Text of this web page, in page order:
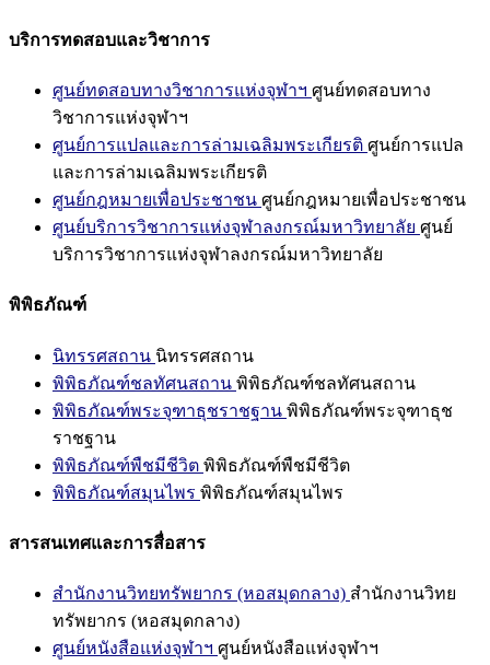
บริการทดสอบและวิชาการ
ศูนย์ทดสอบทางวิชาการแห่งจุฬาฯ ศูนย์ทดสอบทาง
วิชาการแห่งจุฬาฯ
ศูนย์การแปลและการล่ามเฉลิมพระเกียรติ ศูนย์การแปล
และการล่ามเฉลิมพระเกียรติ
ศูนย์กฎหมายเพื่อประชาชน ศูนย์กฎหมายเพื่อประชาชน
ศูนย์บริการวิชาการแห่งจุฬาลงกรณ์มหาวิทยาลัย ศูนย์
บริการวิชาการแห่งจุฬาลงกรณ์มหาวิทยาลัย
พิพิธภัณฑ์
นิทรรศสถาน นิทรรศสถาน
พิพิธภัณฑ์ชลทัศนสถาน พิพิธภัณฑ์ชลทัศนสถาน
พิพิธภัณฑ์พระจุฑาธุชราชฐาน พิพิธภัณฑ์พระจุฑาธุช
ราชฐาน
พิพิธภัณฑ์พืชมีชีวิต พิพิธภัณฑ์พืชมีชีวิต
พิพิธภัณฑ์สมุนไพร พิพิธภัณฑ์สมุนไพร
สารสนเทศและการสื่อสาร
สำนักงานวิทยทรัพยากร (หอสมุดกลาง) สำนักงานวิทย
ทรัพยากร (หอสมุดกลาง)
ศูนย์หนังสือแห่งจุฬาฯ ศูนย์หนังสือแห่งจุฬาฯ